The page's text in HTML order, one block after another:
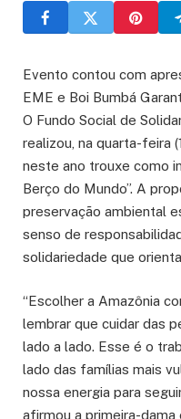
Evento contou com
EME e Boi Bumbá
O Fundo Social de
realizou, na quarta-feira
neste ano trouxe como
Berço do Mundo”. A
preservação ambiental
senso de
solidariedade que
“Escolher a Amazônia
lembrar que cuidar das
lado a lado. Esse é o
lado das famílias mais
nossa energia para
afirmou a primeira-dama